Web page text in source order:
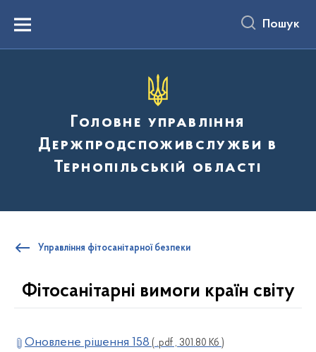
вмістуMenu Пошук
Головне управління
Держпродспоживслужби в
Тернопільській області
Управління фітосанітарної безпеки
Фітосанітарні вимоги країн світу
Оновлене рішення 158 ( .pdf , 301.80 Кб )